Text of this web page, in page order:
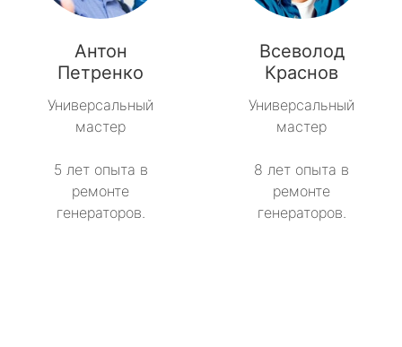
Антон
Петренко
Универсальный
мастер
5 лет опыта в
ремонте
генераторов.
Всеволод
Краснов
Универсальный
мастер
8 лет опыта в
ремонте
генераторов.